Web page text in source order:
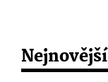
Nejnovější